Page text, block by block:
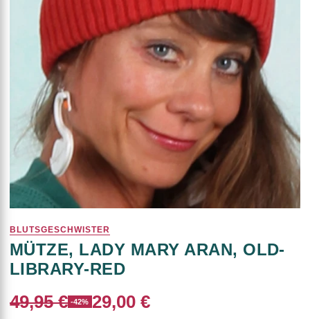
BLUTSGESCHWISTER
MÜTZE, LADY MARY ARAN, OLD-
LIBRARY-RED
49,95 € -42% 29,00 €